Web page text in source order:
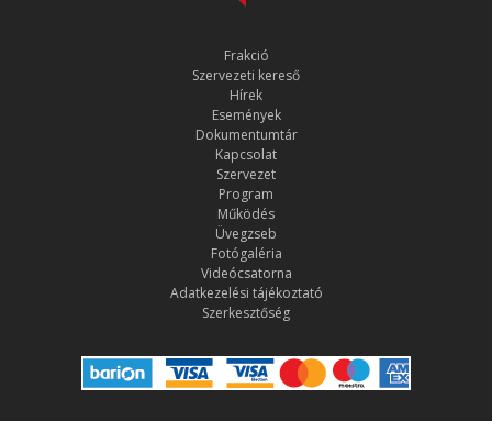
Frakció
Szervezeti kereső
Hírek
Események
Dokumentumtár
Kapcsolat
Szervezet
Program
Működés
Üvegzseb
Fotógaléria
Videócsatorna
Adatkezelési tájékoztató
Szerkesztőség